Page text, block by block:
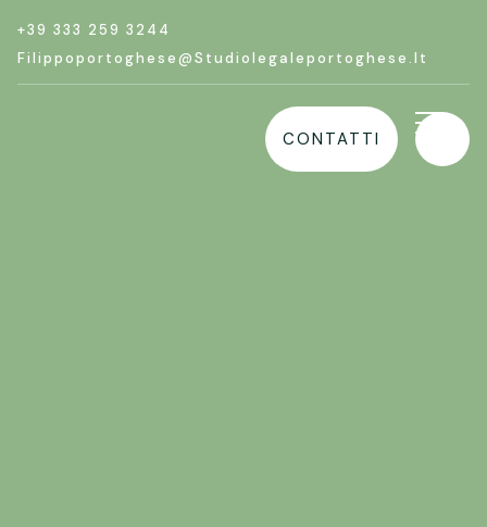
+39 333 259 3244
Filippoportoghese@studiolegaleportoghese.it
CONTATTI